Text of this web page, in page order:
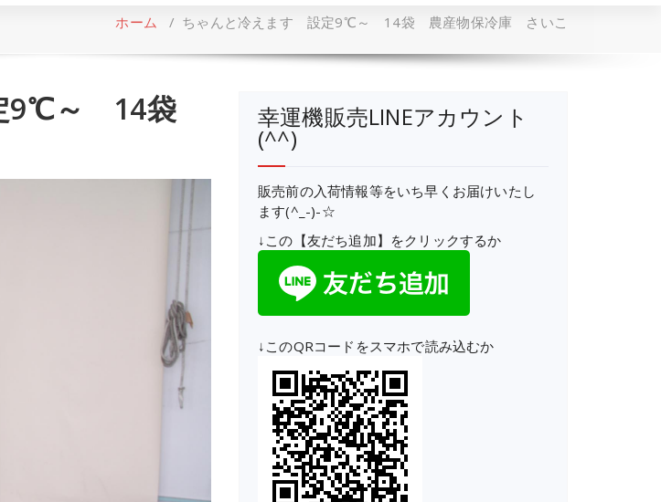
ホーム / ちゃんと冷えます 設定9℃～ 14袋 農産物保冷庫 さいこ
9℃～ 14袋
幸運機販売LINEアカウント
(^^)
販売前の入荷情報等をいち早くお届けいたし
ます(^_-)-☆
↓この【友だち追加】をクリックするか
↓このQRコードをスマホで読み込むか